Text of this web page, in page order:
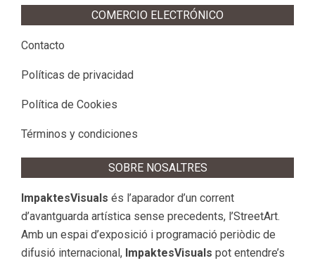
COMERCIO ELECTRÓNICO
Contacto
Políticas de privacidad
Política de Cookies
Términos y condiciones
SOBRE NOSALTRES
ImpaktesVisuals és l’aparador d’un corrent
d’avantguarda artística sense precedents, l’StreetArt.
Amb un espai d’exposició i programació periòdic de
difusió internacional, ImpaktesVisuals pot entendre’s